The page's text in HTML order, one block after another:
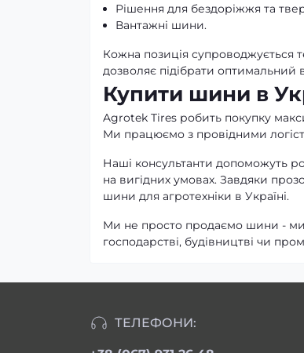
Рішення для бездоріжжя та
Вантажні шини.
Кожна позиція супроводжується
дозволяє підібрати оптимальний
Купити шини в
Agrotek Tires робить покупку
Ми працюємо з провідними
Наші консультанти допоможуть
на вигідних умовах. Завдяки
шини для агротехніки в Україні.
Ми не просто продаємо шини - ми
господарстві, будівництві чи
ТЕЛЕФОНИ: